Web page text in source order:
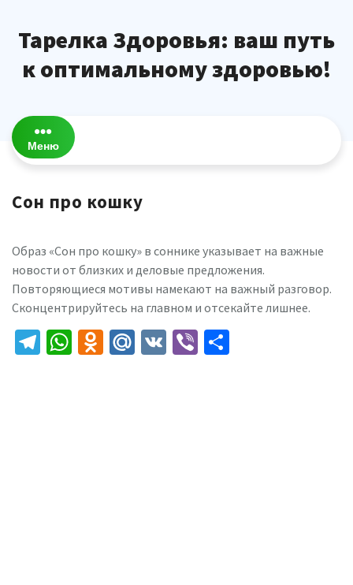
содержимому
Тарелка Здоровья: ваш путь
к оптимальному здоровью!
Меню
Сон про кошку
Образ «Сон про кошку» в соннике указывает на важные
новости от близких и деловые предложения.
Повторяющиеся мотивы намекают на важный разговор.
Сконцентрируйтесь на главном и отсекайте лишнее.
Telegram
WhatsApp
Odnoklassniki
Mail.Ru
VK Viber